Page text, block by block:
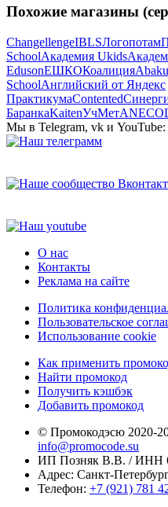
Похожие магазины
ChangellengeIBLSЛогопотам
SchoolАкадемия Ukids
EdusonЕШКОКоалиция
SchoolАнглийский от Яндекс
ПрактикумаContented
БаранкаKaitenУчМет
Мы в Telegram, vk и YouTube:
О нас
Контакты
Реклама на сайте
Политика
Пользовательское
Использование cookie
Как применить
Найти промокод
Получить кэшбэк
Добавить промокод
© Промокодэсю 2020-
info@promocode.su
ИП Позняк В.В. / ИНН
Адрес: Санкт-
Телефон: +7 (921) 781